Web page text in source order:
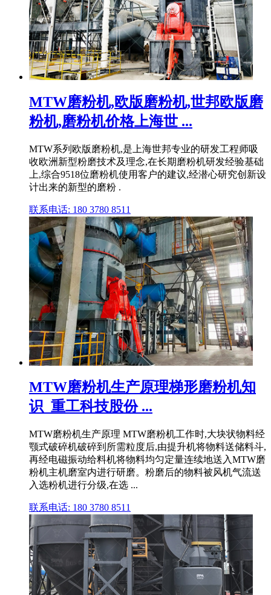
MTW磨粉机,欧版磨粉机,世邦欧版磨
粉机,磨粉机价格上海世 ...
MTW系列欧版磨粉机,是上海世邦专业的研发工程师吸
收欧洲新型粉磨技术及理念,在长期磨粉机研发经验基础
上,综合9518位磨粉机使用客户的建议,经潜心研究创新设
计出来的新型的磨粉 .
联系电话: 180 3780 8511
MTW磨粉机生产原理梯形磨粉机知
识_重工科技股份 ...
MTW磨粉机生产原理 MTW磨粉机工作时,大块状物料经
颚式破碎机破碎到所需粒度后,由提升机将物料送储料斗,
再经电磁振动给料机将物料均匀定量连续地送入MTW磨
粉机主机磨室内进行研磨。粉磨后的物料被风机气流送
入选粉机进行分级,在选 ...
联系电话: 180 3780 8511